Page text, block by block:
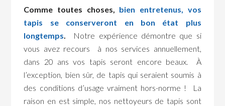
Comme toutes choses, bien entretenus, vos
tapis se conserveront en bon état plus
longtemps. Notre expérience démontre que si
vous avez recours à nos services annuellement,
dans 20 ans vos tapis seront encore beaux. À
l’exception, bien sûr, de tapis qui seraient soumis à
des conditions d’usage vraiment hors-norme ! La
raison en est simple, nos nettoyeurs de tapis sont